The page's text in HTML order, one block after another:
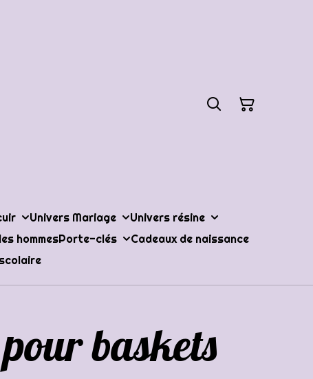
Univers Mariage
Univers résine
hommesPorte-clés
Cadeaux de naissance
baskets